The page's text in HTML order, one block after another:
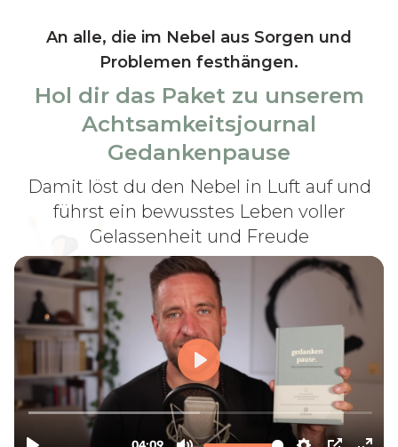
An alle, die im Nebel aus Sorgen und
Problemen festhängen.
Hol dir das Paket zu unserem
Achtsamkeitsjournal
Gedankenpause
Damit löst du den Nebel in Luft auf und
führst ein bewusstes Leben voller
Gelassenheit und Freude